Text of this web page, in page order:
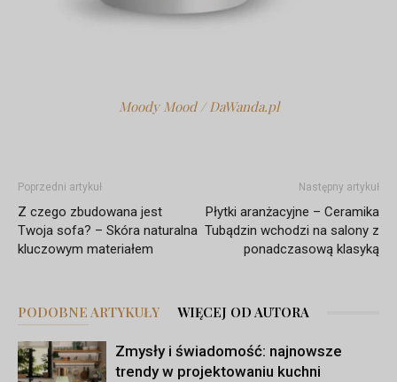
Moody Mood / DaWanda.pl
Poprzedni artykuł
Z czego zbudowana jest
Twoja sofa? – Skóra naturalna
kluczowym materiałem
Następny artykuł
Płytki aranżacyjne – Ceramika
Tubądzin wchodzi na salony z
ponadczasową klasyką
PODOBNE ARTYKUŁY WIĘCEJ OD AUTORA
Zmysły i świadomość: najnowsze
trendy w projektowaniu kuchni